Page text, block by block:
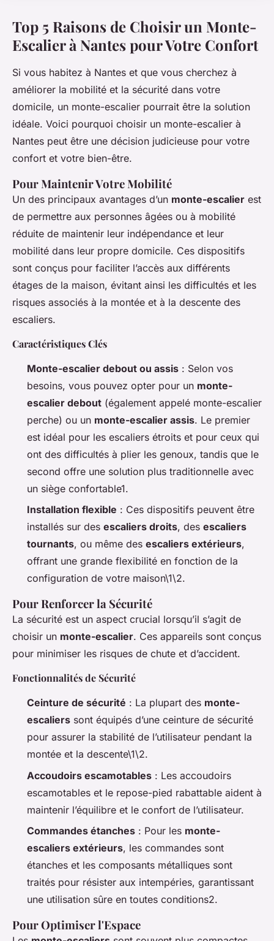
Top 5 Raisons de Choisir un Monte-
Escalier à Nantes pour Votre Confort
Si vous habitez à Nantes et que vous cherchez à
améliorer la mobilité et la sécurité dans votre
domicile, un monte-escalier pourrait être la solution
idéale. Voici pourquoi choisir un monte-escalier à
Nantes peut être une décision judicieuse pour votre
confort et votre bien-être.
Pour Maintenir Votre Mobilité
Un des principaux avantages d’un monte-escalier est
de permettre aux personnes âgées ou à mobilité
réduite de maintenir leur indépendance et leur
mobilité dans leur propre domicile. Ces dispositifs
sont conçus pour faciliter l’accès aux différents
étages de la maison, évitant ainsi les difficultés et les
risques associés à la montée et à la descente des
escaliers.
Caractéristiques Clés
Monte-escalier debout ou assis : Selon vos
besoins, vous pouvez opter pour un monte-
escalier debout (également appelé monte-escalier
perche) ou un monte-escalier assis. Le premier
est idéal pour les escaliers étroits et pour ceux qui
ont des difficultés à plier les genoux, tandis que le
second offre une solution plus traditionnelle avec
un siège confortable1.
Installation flexible : Ces dispositifs peuvent être
installés sur des escaliers droits, des escaliers
tournants, ou même des escaliers extérieurs,
offrant une grande flexibilité en fonction de la
configuration de votre maison\1\2.
Pour Renforcer la Sécurité
La sécurité est un aspect crucial lorsqu’il s’agit de
choisir un monte-escalier. Ces appareils sont conçus
pour minimiser les risques de chute et d’accident.
Fonctionnalités de Sécurité
Ceinture de sécurité : La plupart des monte-
escaliers sont équipés d’une ceinture de sécurité
pour assurer la stabilité de l’utilisateur pendant la
montée et la descente\1\2.
Accoudoirs escamotables : Les accoudoirs
escamotables et le repose-pied rabattable aident à
maintenir l’équilibre et le confort de l’utilisateur.
Commandes étanches : Pour les monte-
escaliers extérieurs, les commandes sont
étanches et les composants métalliques sont
traités pour résister aux intempéries, garantissant
une utilisation sûre en toutes conditions2.
Pour Optimiser l'Espace